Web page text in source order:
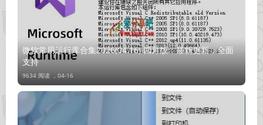
微软常用运行库合集2026(04.16) 四月版：最新更新，全面
支持
9634 阅读 ， 04-16